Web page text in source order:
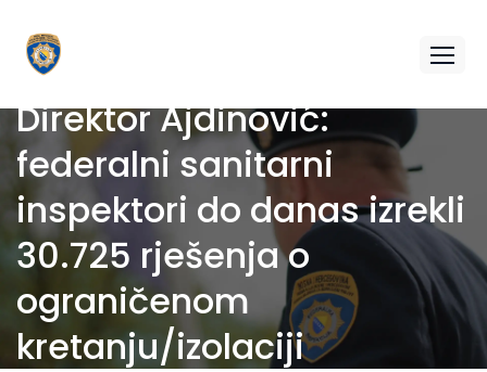
Direktor Ajdinović:
federalni sanitarni
inspektori do danas izrekli
30.725 rješenja o
ograničenom
kretanju/izolaciji